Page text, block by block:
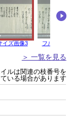
イズ画像3 フルサイズ
＞ 一覧を見る
ルは関連の枝番号を
いる場合があります